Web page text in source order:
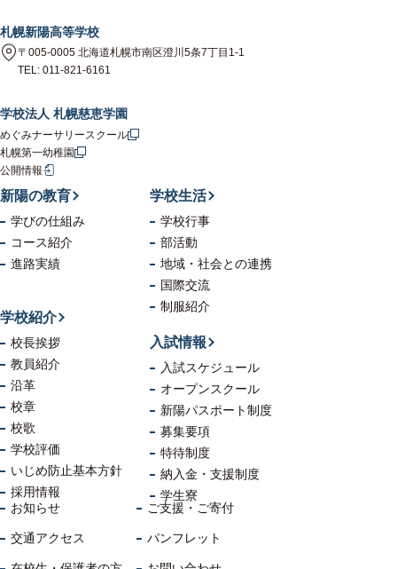
札幌新陽高等学校
〒005-0005 北海道札幌市南区澄川5条7丁目1-1
TEL: 011-821-6161
学校法人 札幌慈恵学園
めぐみナーサリースクール
札幌第一幼稚園
公開情報
新陽の教育
学びの仕組み
コース紹介
進路実績
学校生活
学校行事
部活動
地域・社会との連携
国際交流
制服紹介
学校紹介
校長挨拶
教員紹介
沿革
校章
校歌
学校評価
いじめ防止基本方針
採用情報
入試情報
入試スケジュール
オープンスクール
新陽パスポート制度
募集要項
特待制度
納入金・支援制度
学生寮
お知らせ
交通アクセス
ご支援・ご寄付
パンフレット